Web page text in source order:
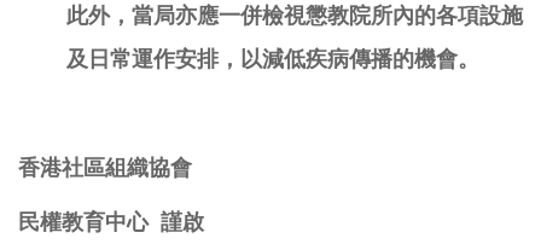
此外，當局亦應一併檢視懲教院所內的各項設施
及日常運作安排，以減低疾病傳播的機會。
香港社區組織協會
民權教育中心 謹啟